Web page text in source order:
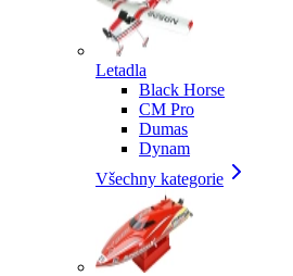
Letadla
Black Horse
CM Pro
Dumas
Dynam
Všechny kategorie